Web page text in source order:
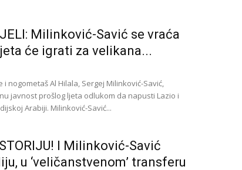
Milinković-Savić se vraća
će igrati za velikana...
nogometaš Al Hilala, Sergej Milinković-Savić,
javnost prošlog ljeta odlukom da napusti Lazio i
Arabiji. Milinković-Savić...
I Milinković-Savić
u ‘veličanstvenom’ transferu